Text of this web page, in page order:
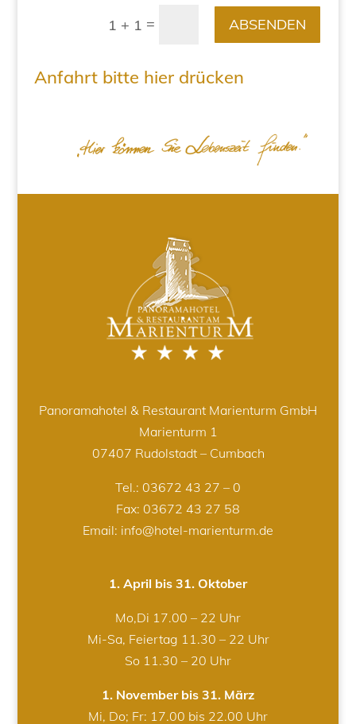
1 + 1 = ABSENDEN
Anfahrt bitte hier drücken
Panoramahotel & Restaurant Marienturm GmbH
Marienturm 1
07407 Rudolstadt – Cumbach
Tel.: 03672 43 27 – 0
Fax: 03672 43 27 58
Email: info@hotel-marienturm.de
1. April bis 31. Oktober
Mo,Di 17.00 – 22 Uhr
Mi-Sa, Feiertag 11.30 – 22 Uhr
So 11.30 – 20 Uhr
1. November bis 31. März
Mi, Do; Fr: 17.00 bis 22.00 Uhr